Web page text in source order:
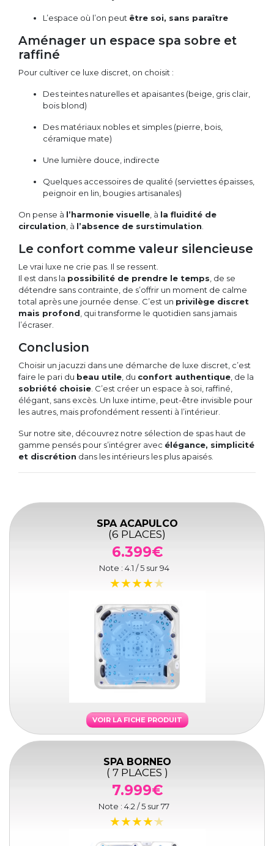
L’espace où l’on peut être soi, sans paraître
Aménager un espace spa sobre et
raffiné
Pour cultiver ce luxe discret, on choisit :
Des teintes naturelles et apaisantes (beige, gris clair,
bois blond)
Des matériaux nobles et simples (pierre, bois,
céramique mate)
Une lumière douce, indirecte
Quelques accessoires de qualité (serviettes épaisses,
peignoir en lin, bougies artisanales)
On pense à l’harmonie visuelle , à la fluidité de
circulation , à l’absence de surstimulation
Le confort comme valeur silencieuse
Le vrai luxe ne crie pas. Il se ressent.
Il est dans la possibilité de prendre le temps , de se
détendre sans contrainte, de s’offrir un moment de calme
total après une journée dense. C’est un privilège discret
mais profond , qui transforme le quotidien sans jamais
l’écraser.
Conclusion
Choisir un jacuzzi dans une démarche de luxe discret, c’est
faire le pari du beau utile , du confort authentique , de la
sobriété choisie . C’est créer un espace à soi, raffiné,
élégant, sans excès. Un luxe intime, peut-être invisible pour
les autres, mais profondément ressenti à l’intérieur.
Sur notre site, découvrez notre sélection de spas haut de
gamme pensés pour s’intégrer avec élégance, simplicité
et discrétion dans les intérieurs les plus apaisés.
SPA ACAPULCO
(6 PLACES)
6.399€
Note : 4.1 / 5 sur94
VOIR LA FICHE PRODUIT
SPA BORNEO
( 7 PLACES )
7.999€
Note : 4.2 / 5 sur77